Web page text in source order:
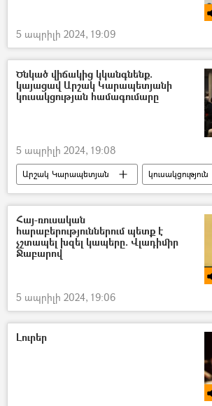
5 ապրիլի 2024, 19:09
Ծնկած վիճակից կկանգնենք.
կայացավ Արշակ Կարապետյանի
կուսակցության համագումարը
5 ապրիլի 2024, 19:08
Արշակ Կարապետյան
կուսակցություն
համագումար
Հայաստան
Հայ-ռուսական
հարաբերություններում պետք է
չշտապել խզել կապերը. Վլադիմիր
Ջաբարով
5 ապրիլի 2024, 19:06
Լուրեր